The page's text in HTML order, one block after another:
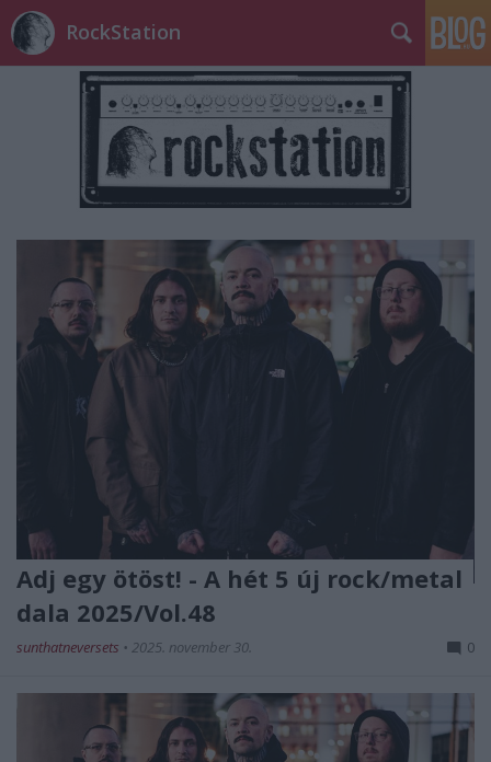
RockStation
Adj egy ötöst! - A hét 5 új rock/metal
dala 2025/Vol.48
sunthatneversets • 2025. november 30. 0